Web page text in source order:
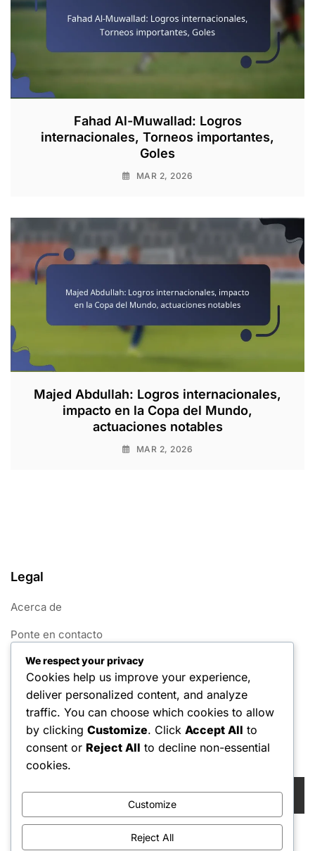
Fahad Al-Muwallad: Logros
internacionales, Torneos importantes,
Goles
MAR 2, 2026
Majed Abdullah: Logros internacionales,
impacto en la Copa del Mundo,
actuaciones notables
MAR 2, 2026
Legal
Acerca de
Ponte en contacto
Preferencias de cookies
Acuerdo de usuario
Tu privacidad
Buscar
We respect your privacy
Cookies help us improve your experience,
deliver personalized content, and analyze
traffic. You can choose which cookies to allow
by clicking Customize. Click Accept All to
consent or Reject All to decline non-essential
cookies.
Customize
Reject All